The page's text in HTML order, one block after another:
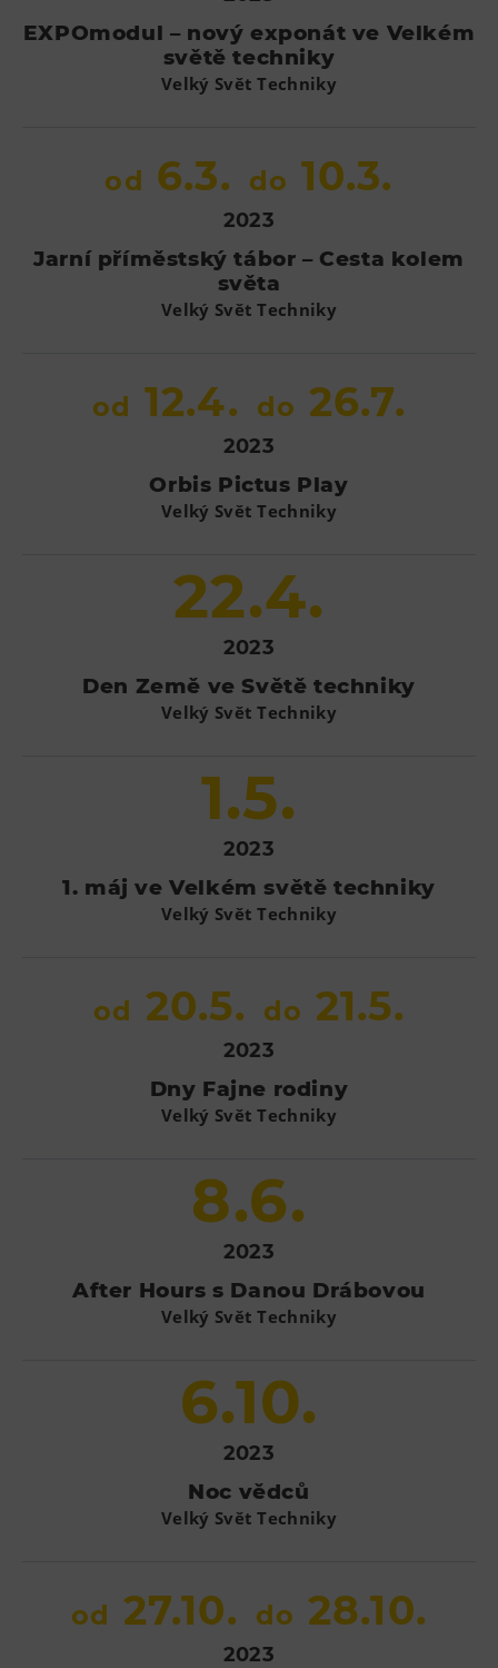
EXPOmodul – nový exponát ve Velkém
světě techniky
Velký Svět Techniky
od 6.3. do 10.3.
2023
Jarní příměstský tábor – Cesta kolem
světa
Velký Svět Techniky
od 12.4. do 26.7.
2023
Orbis Pictus Play
Velký Svět Techniky
22.4.
2023
Den Země ve Světě techniky
Velký Svět Techniky
1.5.
2023
1. máj ve Velkém světě techniky
Velký Svět Techniky
od 20.5. do 21.5.
2023
Dny Fajne rodiny
Velký Svět Techniky
8.6.
2023
After Hours s Danou Drábovou
Velký Svět Techniky
6.10.
2023
Noc vědců
Velký Svět Techniky
od 27.10. do 28.10.
2023